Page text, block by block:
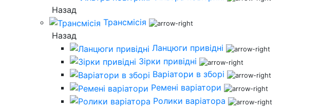
Назад
Трансмісія
Назад
Ланцюги привідні
Зірки привідні
Варіатори в зборі
Ремені варіатори
Ролики варіатора